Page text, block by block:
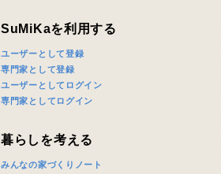
SuMiKaを利用する
ユーザーとして登録
専門家として登録
ユーザーとしてログイン
専門家としてログイン
暮らしを考える
みんなの家づくりノート